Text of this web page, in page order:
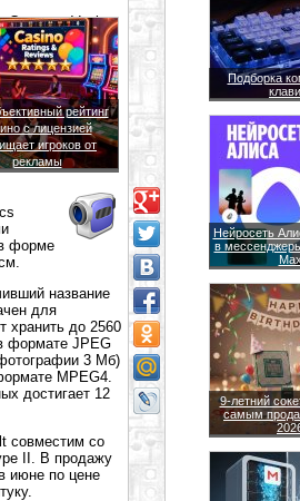
Compact Vault
рейтинг
с лицензией
игроков от
рекламы
форме
название
для
хранить до 2560
формате JPEG
3 Мб)
MPEG4.
достигает 12
совместим со
II. В продажу
июне по цене
Подборка
Нейросеть
в
9-летний
самым